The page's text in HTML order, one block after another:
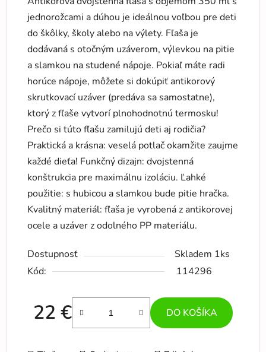
jednorožcami a dúhou je ideálnou voľbou pre deti
do škôlky, školy alebo na výlety. Fľaša je
dodávaná s otočným uzáverom, výlevkou na pitie
a slamkou na studené nápoje. Pokiaľ máte radi
horúce nápoje, môžete si dokúpiť antikorový
skrutkovací uzáver (predáva sa samostatne),
ktorý z fľaše vytvorí plnohodnotnú termosku!
Prečo si túto fľašu zamilujú deti aj rodičia?
Praktická a krásna: veselá potlač okamžite zaujme
každé dieťa! Funkčný dizajn: dvojstenná
konštrukcia pre maximálnu izoláciu. Ľahké
použitie: s hubicou a slamkou bude pitie hračka.
Kvalitný materiál: fľaša je vyrobená z antikorovej
ocele a uzáver z odolného PP materiálu.
Dostupnosť
Skladem 1ks
Kód:
114296
22 €
Jednotková cena:
DO KOŠÍKA